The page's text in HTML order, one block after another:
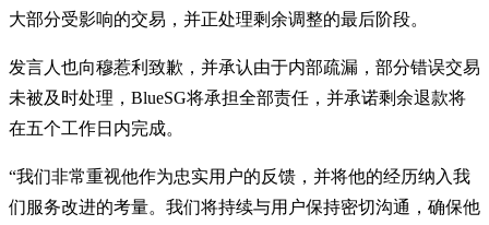
大部分受影响的交易，并正处理剩余调整的最后阶段。
发言人也向穆惹利致歉，并承认由于内部疏漏，部分错误交易
未被及时处理，BlueSG将承担全部责任，并承诺剩余退款将
在五个工作日内完成。
“我们非常重视他作为忠实用户的反馈，并将他的经历纳入我
们服务改进的考量。我们将持续与用户保持密切沟通，确保他